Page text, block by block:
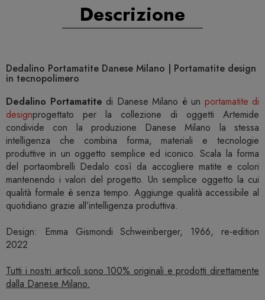
Descrizione
Dedalino Portamatite Danese Milano | Portamatite design
in tecnopolimero
Dedalino Portamatite di Danese Milano è un portamatite di
designprogettato per la collezione di oggetti Artemide
condivide con la produzione Danese Milano la stessa
intelligenza che combina forma, materiali e tecnologie
produttive in un oggetto semplice ed iconico. Scala la forma
del portaombrelli Dedalo così da accogliere matite e colori
mantenendo i valori del progetto. Un semplice oggetto la cui
qualità formale è senza tempo. Aggiunge qualità accessibile al
quotidiano grazie all’intelligenza produttiva.
Design: Emma Gismondi Schweinberger, 1966, re-edition
2022
Tutti i nostri articoli sono 100% originali e prodotti direttamente
dalla Danese Milano.